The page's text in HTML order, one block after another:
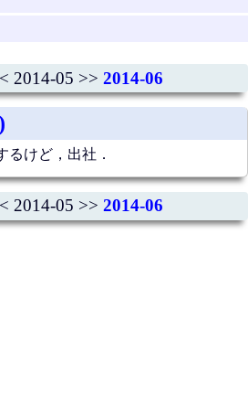
2014-05 >> 2014-06
るけど，出社．
2014-05 >> 2014-06